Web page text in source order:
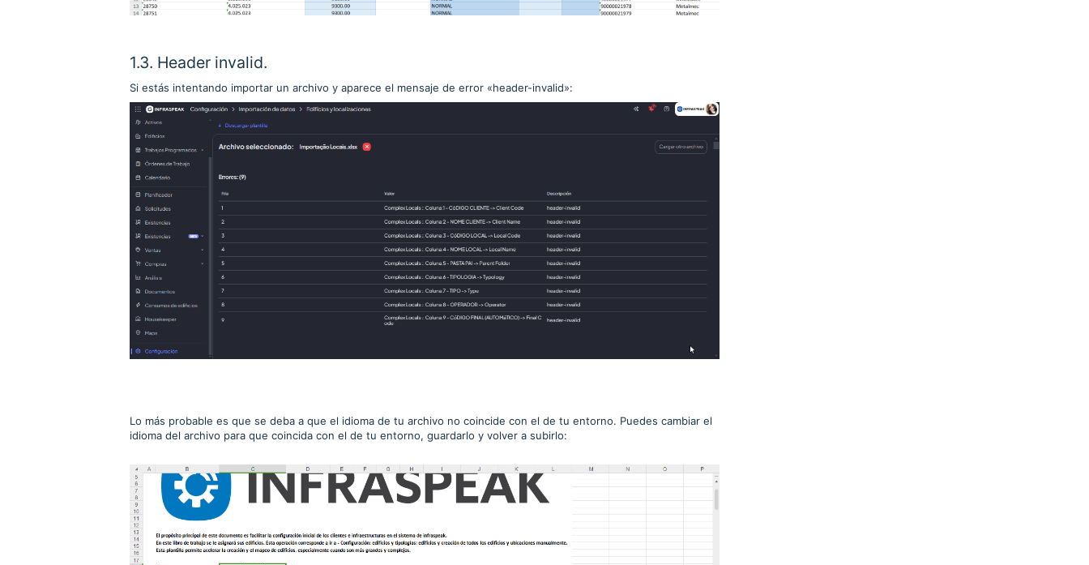
1.3. Header invalid.
Si estás intentando importar un archivo y aparece el mensaje de error «header-invalid»:
Lo más probable es que se deba a que el idioma de tu archivo no coincide con el de tu entorno. Puedes cambiar el
idioma del archivo para que coincida con el de tu entorno, guardarlo y volver a subirlo: